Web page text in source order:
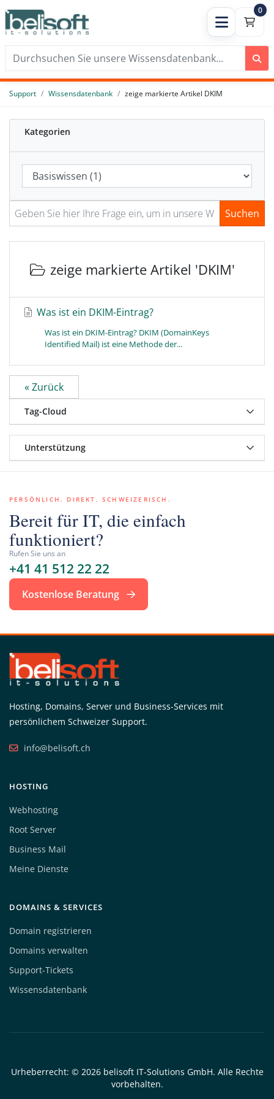
0
Support Wissensdatenbank zeige markierte Artikel DKIM
Kategorien
Suchen
zeige markierte Artikel 'DKIM'
Was ist ein DKIM-Eintrag?
Was ist ein DKIM-Eintrag? DKIM (DomainKeys
Identified Mail) ist eine Methode der...
« Zurück
Tag-Cloud
Unterstützung
PERSÖNLICH. DIREKT. SCHWEIZERISCH.
Bereit für IT, die einfach
funktioniert?
Rufen Sie uns an
+41 41 512 22 22
Kostenlose Beratung
Hosting, Domains, Server und Business-Services mit
persönlichem Schweizer Support.
info@belisoft.ch
HOSTING
Webhosting
Root Server
Business Mail
Meine Dienste
DOMAINS & SERVICES
Domain registrieren
Domains verwalten
Support-Tickets
Wissensdatenbank
Urheberrecht: © 2026 belisoft IT-Solutions GmbH. Alle Rechte
vorbehalten.